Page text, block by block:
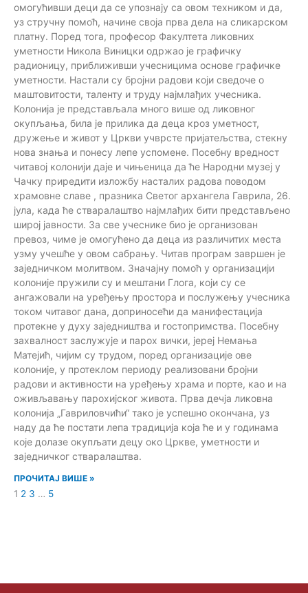
омогућивши деци да се упознају са овом техником и да,
уз стручну помоћ, начине своја прва дела на сликарском
платну. Поред тога, професор Факултета ликовних
уметности Никола Виницки одржао је графичку
радионицу, приближивши учесницима основе графичке
уметности. Настали су бројни радови који сведоче о
маштовитости, таленту и труду најмлађих учесника.
Колонија је представљала много више од ликовног
окупљања, била је прилика да деца кроз уметност,
дружење и живот у Цркви учврсте пријатељства, стекну
нова знања и понесу лепе успомене. Посебну вредност
читавој колонији даје и чињеница да ће Народни музеј у
Чачку приредити изложбу насталих радова поводом
храмовне славе , празника Светог архангела Гаврила, 26.
јула, када ће стваралаштво најмлађих бити представљено
широј јавности. За све учеснике био је организован
превоз, чиме је омогућено да деца из различитих места
узму учешће у овом сабрању. Читав програм завршен је
заједничком молитвом. Значајну помоћ у организацији
колоније пружили су и мештани Глога, који су се
ангажовали на уређењу простора и послужењу учесника
током читавог дана, доприносећи да манифестација
протекне у духу заједништва и гостопримства. Посебну
захвалност заслужује и парох вички, јереј Немања
Матејић, чијим су трудом, поред организације ове
колоније, у протеклом периоду реализовани бројни
радови и активности на уређењу храма и порте, као и на
оживљавању парохијског живота. Прва дечја ликовна
колонија „Гавриловчићи“ тако је успешно окончана, уз
наду да ће постати лепа традиција која ће и у годинама
које долазе окупљати децу око Цркве, уметности и
заједничког стваралаштва.
ПРОЧИТАЈ ВИШЕ »
1 2 3 … 5